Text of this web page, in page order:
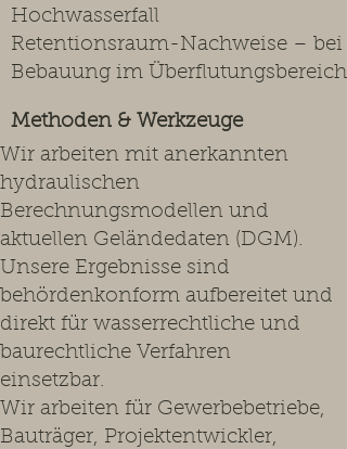
Hochwasserfall
Retentionsraum-Nachweise – bei
Bebauung im Überflutungsbereich
Methoden & Werkzeuge
Wir arbeiten mit anerkannten
hydraulischen
Berechnungsmodellen und
aktuellen Geländedaten (DGM).
Unsere Ergebnisse sind
behördenkonform aufbereitet und
direkt für wasserrechtliche und
baurechtliche Verfahren
einsetzbar.
Wir arbeiten für Gewerbebetriebe,
Bauträger, Projektentwickler,